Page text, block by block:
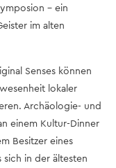
– ein
im alten
Senses können
lokaler
Archäologie- und
einem Kultur-Dinner
Besitzer eines
sich in der ältesten